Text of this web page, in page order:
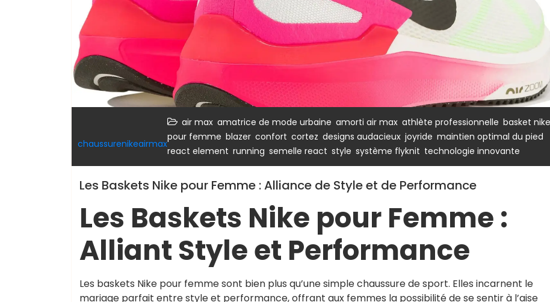
chaussurenikeairmax
air max amatrice de mode urbaine amorti air max athlète professionnelle basket nike
pour femme blazer confort cortez designs audacieux joyride maintien optimal du pied
react element running semelle react style système flyknit technologie innovante
Les Baskets Nike pour Femme : Alliance de Style et de Performance
Les Baskets Nike pour Femme :
Alliant Style et Performance
Les baskets Nike pour femme sont bien plus qu’une simple chaussure de sport. Elles incarnent le
mariage parfait entre style et performance, offrant aux femmes la possibilité de se sentir à l’aise